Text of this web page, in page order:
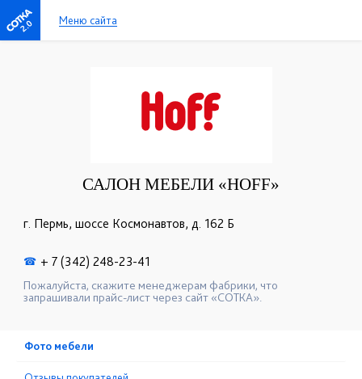
2.0 Меню сайта
САЛОН МЕБЕЛИ «HOFF»
г. Пермь, шоссе Космонавтов, д. 162 Б
☎ + 7 (342) 248-23-41
Пожалуйста, скажите менеджерам фабрики, что
запрашивали прайс-лист через сайт «СОТКА».
Фото мебели